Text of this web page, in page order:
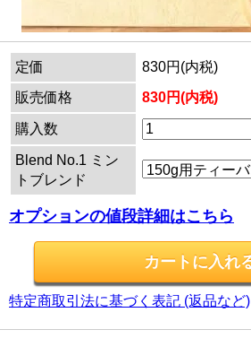
定価
830円(内税)
販売価格
830円(内税)
購入数
Blend No.1 ミン
トブレンド
オプションの値段詳細はこちら
特定商取引法に基づく表記 (返品など)